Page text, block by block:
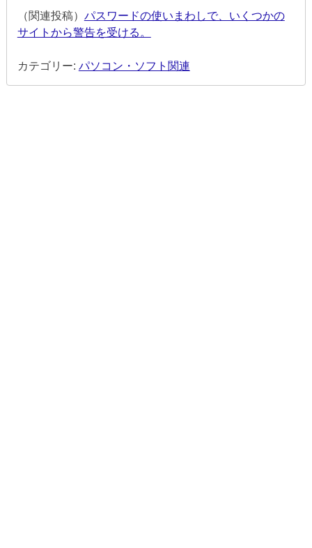
（関連投稿） パスワードの使いまわしで、いくつかの
サイトから警告を受ける。
カテゴリー: パソコン・ソフト関連